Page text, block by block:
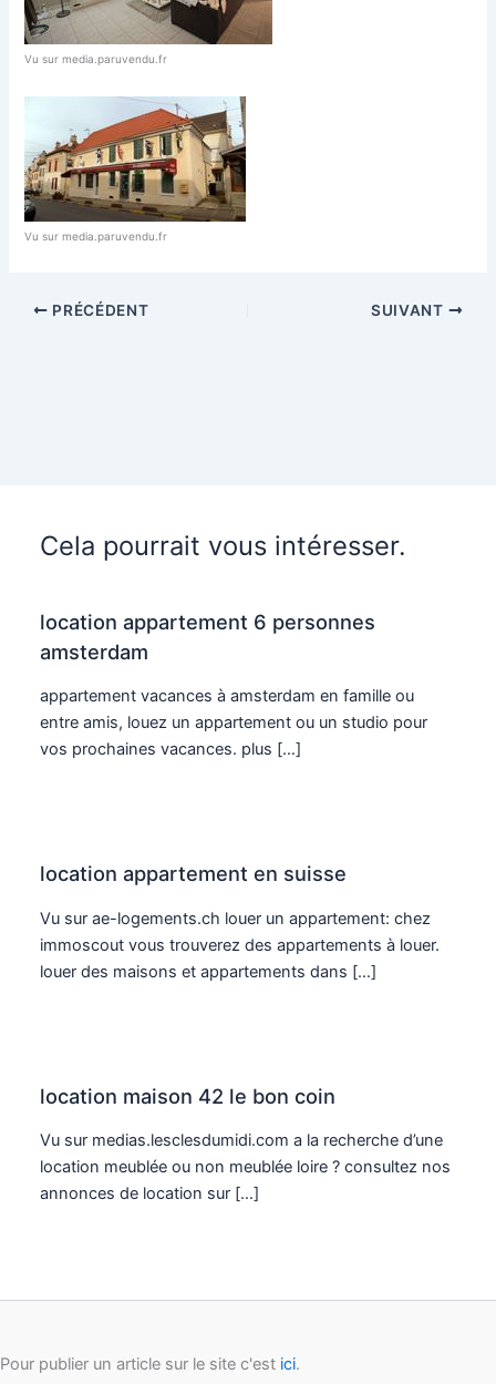
Vu sur media.paruvendu.fr
Vu sur media.paruvendu.fr
PRÉCÉDENT SUIVANT
Cela pourrait vous intéresser.
location appartement 6 personnes
amsterdam
appartement vacances à amsterdam en famille ou
entre amis, louez un appartement ou un studio pour
vos prochaines vacances. plus […]
location appartement en suisse
Vu sur ae-logements.ch louer un appartement: chez
immoscout vous trouverez des appartements à louer.
louer des maisons et appartements dans […]
location maison 42 le bon coin
Vu sur medias.lesclesdumidi.com a la recherche d’une
location meublée ou non meublée loire ? consultez nos
annonces de location sur […]
Pour publier un article sur le site c'est ici.